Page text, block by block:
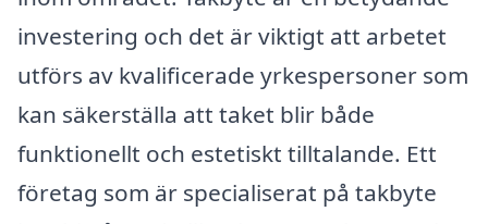
investering och det är viktigt att arbetet
utförs av kvalificerade yrkespersoner som
kan säkerställa att taket blir både
funktionellt och estetiskt tilltalande. Ett
företag som är specialiserat på takbyte